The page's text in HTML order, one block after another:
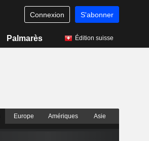
Connexion S'abonner
Palmarès Édition suisse
Europe Amériques Asie